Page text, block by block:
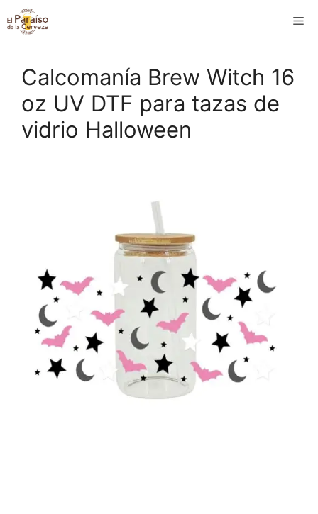
Saltar
al
Calcomanía Brew Witch 16
oz UV DTF para tazas de
vidrio Halloween